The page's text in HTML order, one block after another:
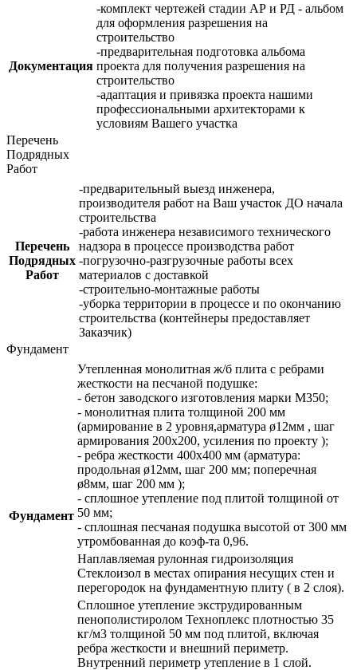
Документация
-комплект чертежей стадии АР и РД - альбом
для оформления разрешения на
строительство
-предварительная подготовка альбома
проекта для получения разрешения на
строительство
-адаптация и привязка проекта нашими
профессиональными архитекторами к
условиям Вашего участка
Перечень
Подрядных
Работ
Перечень
Подрядных
Работ
-предварительный выезд инженера,
производителя работ на Ваш участок ДО начала
строительства
-работа инженера независимого технического
надзора в процессе производства работ
-погрузочно-разгрузочные работы всех
материалов с доставкой
-строительно-монтажные работы
-уборка территории в процессе и по окончанию
строительства (контейнеры предоставляет
Заказчик)
Фундамент
Фундамент
Утепленная монолитная ж/б плита с ребрами
жесткости на песчаной подушке:
- бетон заводского изготовления марки М350;
- монолитная плита толщиной 200 мм
(армирование в 2 уровня,арматура ø12мм , шаг
армирования 200х200, усиления по проекту );
- ребра жесткости 400х400 мм (арматура:
продольная ø12мм, шаг 200 мм; поперечная
ø8мм, шаг 200 мм );
- сплошное утепление под плитой толщиной от
50 мм;
- сплошная песчаная подушка высотой от 300 мм
утромбованная до коэф-та 0,96.
Наплавляемая рулонная гидроизоляция
Стеклоизол в местах опирания несущих стен и
перегородок на фундаментную плиту ( в 2 слоя).
Сплошное утепление экструдированным
пенополистиролом Техноплекс плотностью 35
кг/м3 толщиной 50 мм под плитой, включая
ребра жесткости и внешний периметр.
Внутренний периметр утепление в 1 слой.